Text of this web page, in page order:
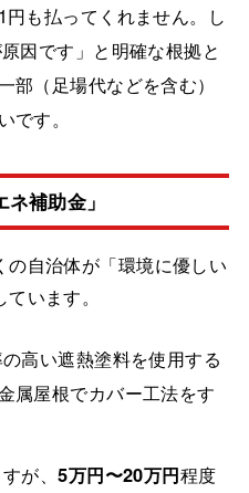
も払ってくれません。し
因です」と明確な根拠と
部（足場代などを含む）
です。
補助金」
自治体が「環境に優しい
います。
の高い遮熱塗料を使用する
属屋根でカバー工法をす
が、5万円〜20万円程度